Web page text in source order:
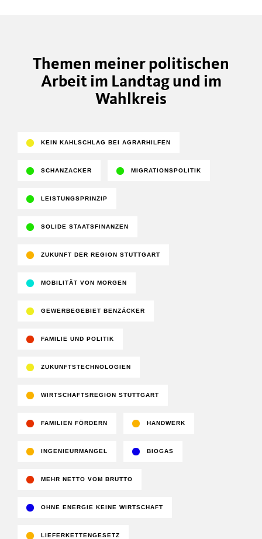
Themen meiner politischen
Arbeit im Landtag und im
Wahlkreis
KEIN KAHLSCHLAG BEI AGRARHILFEN
SCHANZACKER MIGRATIONSPOLITIK
LEISTUNGSPRINZIP
SOLIDE STAATSFINANZEN
ZUKUNFT DER REGION STUTTGART
MOBILITÄT VON MORGEN
GEWERBEGEBIET BENZÄCKER
FAMILIE UND POLITIK
ZUKUNFTSTECHNOLOGIEN
WIRTSCHAFTSREGION STUTTGART
FAMILIEN FÖRDERN HANDWERK
INGENIEURMANGEL BIOGAS
MEHR NETTO VOM BRUTTO
OHNE ENERGIE KEINE WIRTSCHAFT
LIEFERKETTENGESETZ